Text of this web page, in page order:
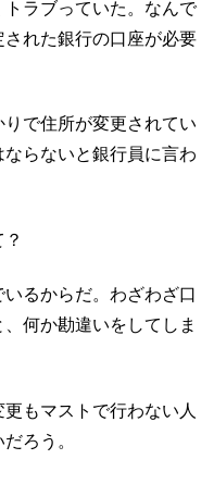
ラブっていた。なんで
れた銀行の口座が必要
で住所が変更されてい
らないと銀行員に言わ
るからだ。わざわざ口
何か勘違いをしてしま
もマストで行わない人
ろう。